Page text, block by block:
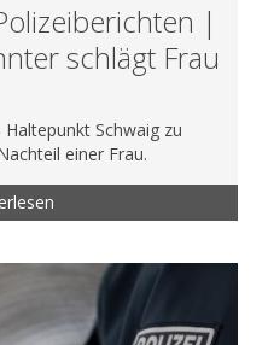
|
schlägt Frau
Schwaig zu
einer Frau.